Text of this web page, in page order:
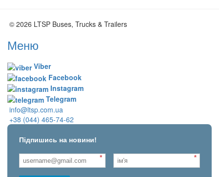
© 2026 LTSP Buses, Trucks & Trailers
Меню
Viber
Facebook
Instagram
Telegram
info@ltsp.com.ua
+38 (044) 465-74-62
Підпишись на новини!
* *